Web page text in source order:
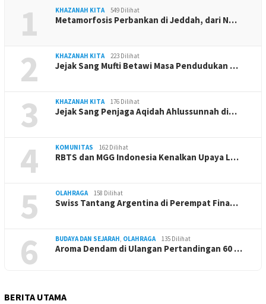
1 KHAZANAH KITA 549 Dilihat
Metamorfosis Perbankan di Jeddah, dari N…
2 KHAZANAH KITA 223 Dilihat
Jejak Sang Mufti Betawi Masa Pendudukan …
3 KHAZANAH KITA 176 Dilihat
Jejak Sang Penjaga Aqidah Ahlussunnah di…
4 KOMUNITAS 162 Dilihat
RBTS dan MGG Indonesia Kenalkan Upaya L…
5 OLAHRAGA 158 Dilihat
Swiss Tantang Argentina di Perempat Fina…
6 BUDAYA DAN SEJARAH, OLAHRAGA 135 Dilihat
Aroma Dendam di Ulangan Pertandingan 60 …
BERITA UTAMA